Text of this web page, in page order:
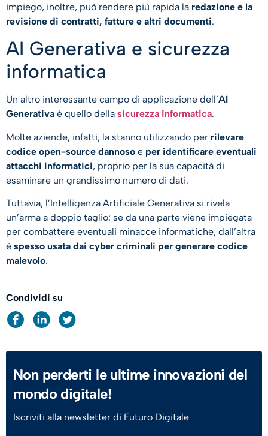
impiego, inoltre, può rendere più rapida la redazione e la
revisione di contratti, fatture e altri documenti.
AI Generativa e sicurezza
informatica
Un altro interessante campo di applicazione dell’AI
Generativa è quello della sicurezza informatica.
Molte aziende, infatti, la stanno utilizzando per rilevare
codice open-source dannoso e per identificare eventuali
attacchi informatici, proprio per la sua capacità di
esaminare un grandissimo numero di dati.
Tuttavia, l’Intelligenza Artificiale Generativa si rivela
un’arma a doppio taglio: se da una parte viene impiegata
per combattere eventuali minacce informatiche, dall’altra
è spesso usata dai cyber criminali per generare codice
malevolo.
Condividi su
Non perderti le ultime innovazioni del
mondo digitale!
Iscriviti alla newsletter di Futuro Digitale